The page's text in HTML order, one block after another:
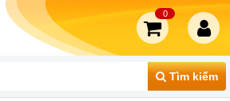
Tìm kiếm
0